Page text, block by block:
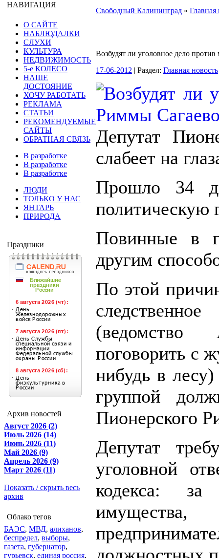
НАВИГАЦИЯ
О САЙТЕ
НАБЛЮДАЛКИ
СЛУХИ
КУЛЬТУРА
НЕДВИЖИМОСТЬ
5-е КОЛЕСО
НАШЕ
ДОСТОЯНИЕ
ХОЧУ РАБОТАТЬ
РЕКЛАМА
СТАТЬИ
РЕКОМЕНДУЕМЫЕ
САЙТЫ
ОБРАТНАЯ СВЯЗЬ
В разработке
В разработке
В разработке
ЛЮДИ
ТОЛЬКО У НАС
ЯНТАРЬ
ПРИРОДА
Праздники
Архив новостей
Август 2026 (2)
Июль 2026 (14)
Июнь 2026 (11)
Май 2026 (9)
Апрель 2026 (9)
Март 2026 (11)
Показать / скрыть весь
архив
Облако тегов
БАЭС, МВД, алиханов,
беспредел, выборы,
газета, губернатор,
гурьевск, единая россия,
Свободный Калининград » Главная
Возбудят ли уголовное дело
17-06-2012 | Раздел: Главная новость
Депутат
слабеет на
Прошло 34
политическую
Повинные в
другим
По этой
(ведомство
поговорить с
нибудь в
группой
Пионерского
Депутат
уголовной
кодекса: за